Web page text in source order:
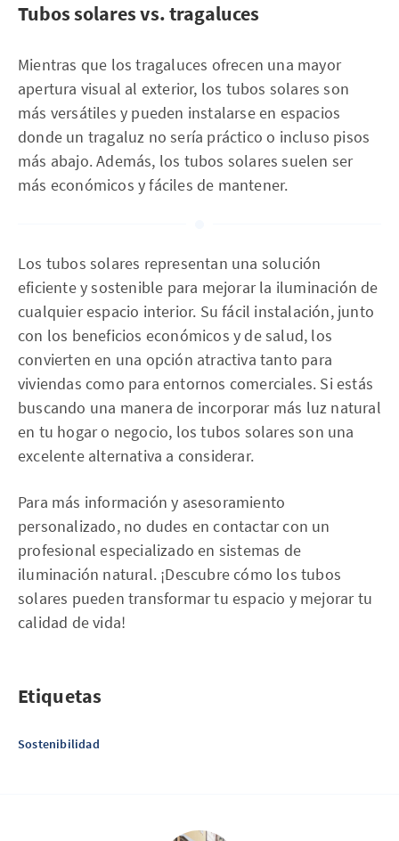
Tubos solares vs. tragaluces
Mientras que los tragaluces ofrecen una mayor
apertura visual al exterior, los tubos solares son
más versátiles y pueden instalarse en espacios
donde un tragaluz no sería práctico o incluso pisos
más abajo. Además, los tubos solares suelen ser
más económicos y fáciles de mantener.
Los tubos solares representan una solución
eficiente y sostenible para mejorar la iluminación de
cualquier espacio interior. Su fácil instalación, junto
con los beneficios económicos y de salud, los
convierten en una opción atractiva tanto para
viviendas como para entornos comerciales. Si estás
buscando una manera de incorporar más luz natural
en tu hogar o negocio, los tubos solares son una
excelente alternativa a considerar.
Para más información y asesoramiento
personalizado, no dudes en contactar con un
profesional especializado en sistemas de
iluminación natural. ¡Descubre cómo los tubos
solares pueden transformar tu espacio y mejorar tu
calidad de vida!
Etiquetas
Sostenibilidad